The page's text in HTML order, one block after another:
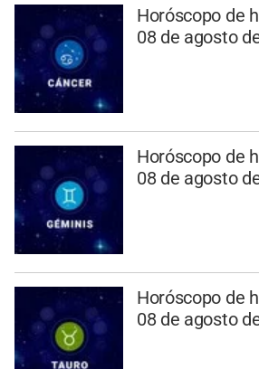
Horóscopo de
08 de agosto
Horóscopo de
08 de agosto
Horóscopo de
08 de agosto